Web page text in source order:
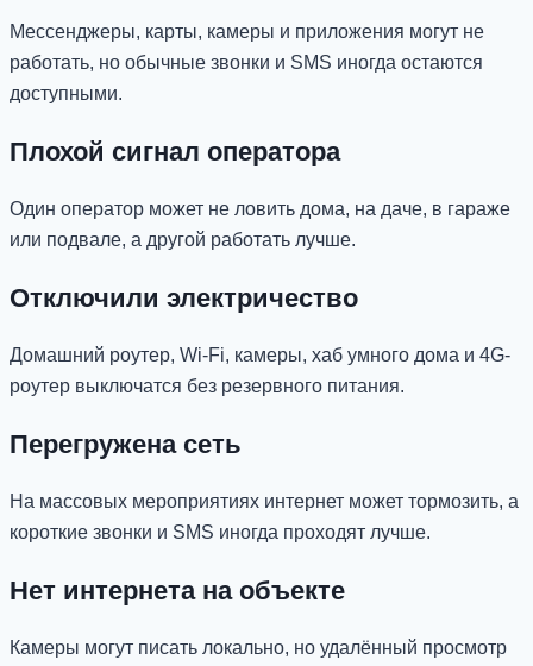
Мессенджеры, карты, камеры и приложения могут не
работать, но обычные звонки и SMS иногда остаются
доступными.
Плохой сигнал оператора
Один оператор может не ловить дома, на даче, в гараже
или подвале, а другой работать лучше.
Отключили электричество
Домашний роутер, Wi-Fi, камеры, хаб умного дома и 4G-
роутер выключатся без резервного питания.
Перегружена сеть
На массовых мероприятиях интернет может тормозить, а
короткие звонки и SMS иногда проходят лучше.
Нет интернета на объекте
Камеры могут писать локально, но удалённый просмотр